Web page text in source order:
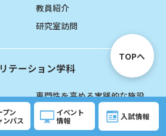
教員紹介
研究室訪問
テーション学科
専門性を高める実践的な施設
教員紹介
研究室訪問
TOPへ
プン
ンパス
イベント
情報
入試情報